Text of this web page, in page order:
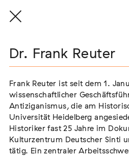
Vorstand
Dr. Markus End
Vorsitzender
Nadine Küßner
stellvertretende Vorsitzende
Dr. Frank Reuter
Frank Reuter ist seit dem 1.
wissenschaftlicher
Antiziganismus, die am
Universität Heidelberg
Historiker fast 25 Jahre im
Kulturzentrum Deutscher Sinti
tätig. Ein zentraler
Dr. Frank Reuter
Frank Reuter ist seit dem 1.
wissenschaftlicher
Antiziganismus, die am
Universität Heidelberg
Historiker fast 25 Jahre im
Kulturzentrum Deutscher Sinti
tätig. Ein zentraler